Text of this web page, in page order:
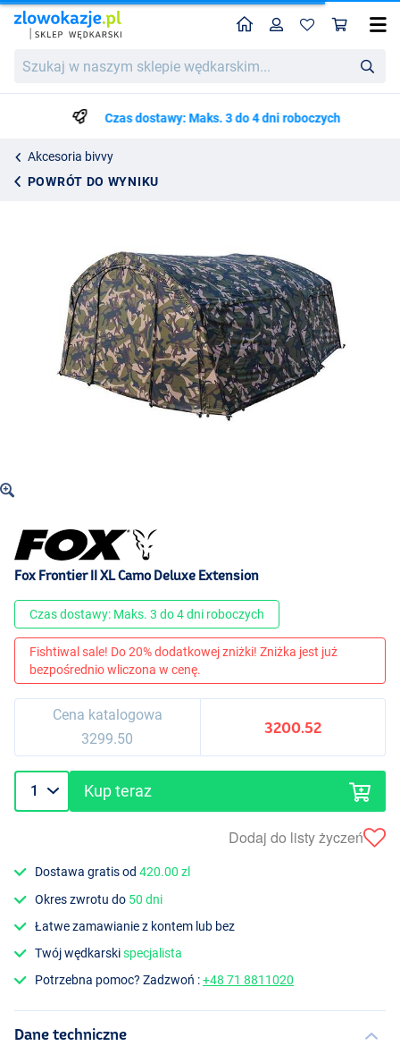
w
wędkarskim...
HomeProfil
Czas dostawy: Maks. 3 do 4 dni roboczych
Akcesoria bivvy
POWRÓT DO WYNIKU
Fox Frontier II XL Camo Deluxe Extension
3299.50
3200.52
Fox Frontier II XL Camo Deluxe Extension
Czas dostawy: Maks. 3 do 4 dni roboczych
Fishtiwal sale! Do 20% dodatkowej zniżki! Zniżka jest już
bezpośrednio wliczona w cenę.
Cena katalogowa
3299.50
3200.52
Kup teraz
Dodaj do listy życzeń
Dostawa gratis od420.00 zl
Okres zwrotu do 50 dni
Łatwe zamawianie z kontem lub bez
Twój wędkarskispecjalista
Potrzebna pomoc? Zadzwoń :+48 71 8811020
Dane techniczne